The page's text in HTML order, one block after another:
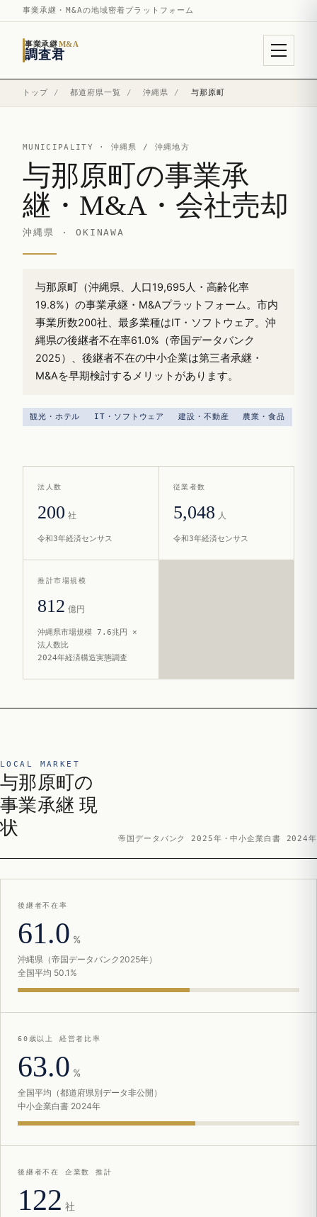
事業承継・M&Aの地域密着プラットフォーム
事業承継M&A
調査君
トップ / 都道府県一覧 / 沖縄県 / 与那原町
MUNICIPALITY · 沖縄県 / 沖縄地方
与那原町の事業承
継・M&A・会社売却
沖縄県 · OKINAWA
与那原町（沖縄県、人口19,695人・高齢化率
19.8%）の事業承継・M&Aプラットフォーム。市内
事業所数200社、最多業種はIT・ソフトウェア。沖
縄県の後継者不在率61.0%（帝国データバンク
2025）、後継者不在の中小企業は第三者承継・
M&Aを早期検討するメリットがあります。
観光・ホテル IT・ソフトウェア 建設・不動産 農業・食品
法人数
200 社
令和3年経済センサス
従業者数
5,048 人
令和3年経済センサス
推計市場規模
812 億円
沖縄県市場規模 7.6兆円 ×
法人数比
2024年経済構造実態調査
LOCAL MARKET
与那原町の
事業承継 現
状
帝国データバンク 2025年・中小企業白書 2024年
後継者不在率
61.0 %
沖縄県（帝国データバンク2025年）
全国平均 50.1%
60歳以上 経営者比率
63.0 %
全国平均（都道府県別データ非公開）
中小企業白書 2024年
後継者不在 企業数 推計
122 社